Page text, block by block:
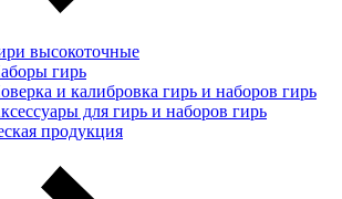
высокоточные
гирь
и калибровка гирь и наборов гирь
для гирь и наборов гирь
продукция